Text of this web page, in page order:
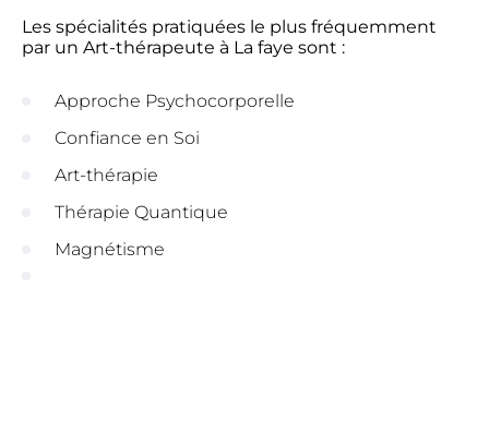
Les spécialités pratiquées le plus fréquemment
par un Art-thérapeute à La faye sont :
Approche Psychocorporelle
Confiance en Soi
Art-thérapie
Thérapie Quantique
Magnétisme